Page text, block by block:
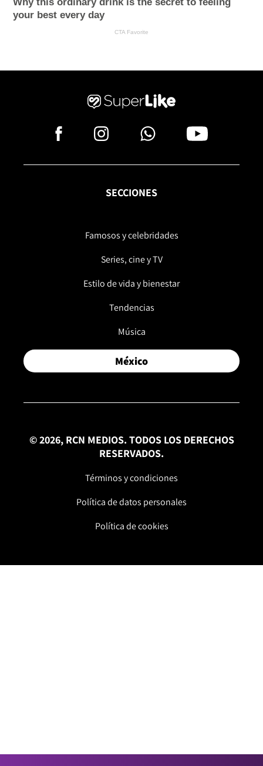
SECCIONES
Famosos y celebridades
Series, cine y TV
Estilo de vida y bienestar
Tendencias
Música
México
© 2026, RCN MEDIOS. TODOS LOS DERECHOS
RESERVADOS.
Términos y condiciones
Política de datos personales
Política de cookies